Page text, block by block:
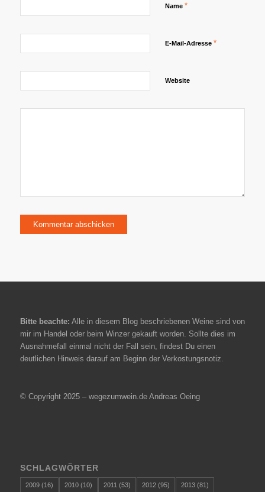
Name *
E-Mail-Adresse *
Website
Bitte beachte: Alle in diesem Blog beschriebenen Weine sind von
mir im Handel oder beim Winzer gekauft worden. Sollte dies im
Ausnahmefall einmal nicht der Fall sein, findest Du einen
deutlichen Hinweis darauf am Beginn der Verkostungsnotiz.
© Copyright 2025 – wegezumwein.de Andreas Oeing
SCHLAGWÖRTER
2009(16) 2010(10) 2011(53) 2012(95) 2013(81)